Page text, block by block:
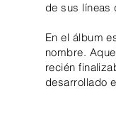
de sus líneas
En el álbum
nombre.
recién
desarrollado